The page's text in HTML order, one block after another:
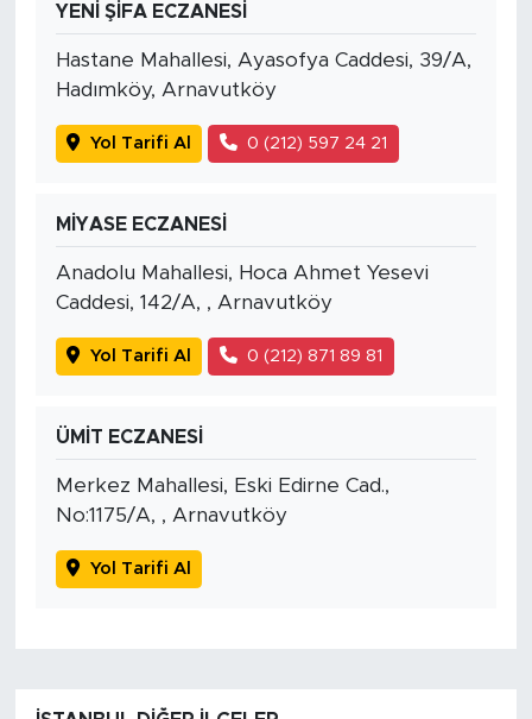
YENİ ŞİFA ECZANESİ
Hastane Mahallesi, Ayasofya Caddesi, 39/A,
Hadımköy, Arnavutköy
Yol Tarifi Al 0 (212) 597 24 21
MİYASE ECZANESİ
Anadolu Mahallesi, Hoca Ahmet Yesevi
Caddesi, 142/A, , Arnavutköy
Yol Tarifi Al 0 (212) 871 89 81
ÜMİT ECZANESİ
Merkez Mahallesi, Eski Edirne Cad.,
No:1175/A, , Arnavutköy
Yol Tarifi Al